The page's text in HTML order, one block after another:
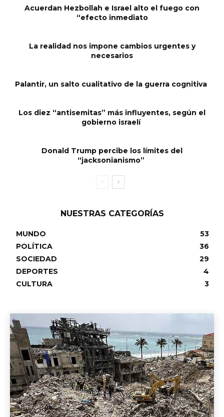
Acuerdan Hezbollah e Israel alto el fuego con
“efecto inmediato
La realidad nos impone cambios urgentes y
necesarios
Palantir, un salto cualitativo de la guerra cognitiva
Los diez “antisemitas” más influyentes, según el
gobierno israelí
Donald Trump percibe los límites del
“jacksonianismo”
NUESTRAS CATEGORÍAS
MUNDO
53
POLÍTICA
36
SOCIEDAD
29
DEPORTES
4
CULTURA
3